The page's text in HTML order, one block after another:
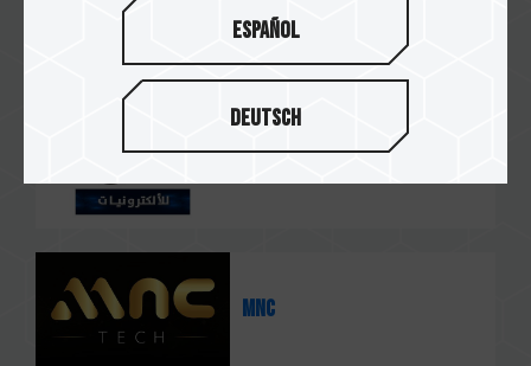
MABCO
MNC
Español
Deutsch